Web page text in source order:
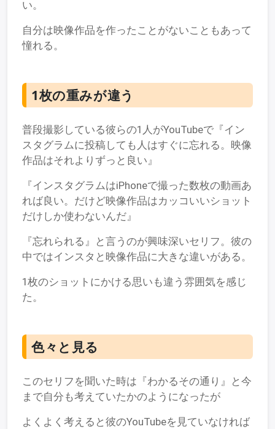
い。
自分は映像作品を作ったことがないこともあって
憧れる。
1枚の重みが違う
普段撮影している彼らの1人がYouTubeで『イン
スタグラムに投稿しても人はすぐに忘れる。映像
作品はそれよりずっと良い』
『インスタグラムはiPhoneで撮った数枚の動画あ
れば良い。だけど映像作品はカッコいいショット
だけしか使わないんだ』
『忘れられる』と言うのが興味深いセリフ。彼の
中ではインスタと映像作品に大きな違いがある。
1枚のショットにかける思いも違う雰囲気を感じ
た。
色々と見る
このセリフを聞いた時は『わかるその通り』と今
まで自分も考えていたかのようになったが
よくよく考えると彼のYouTubeを見ていなければ